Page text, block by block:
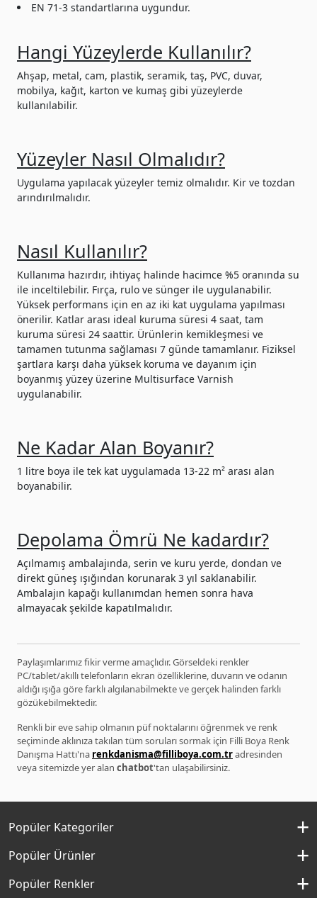
EN 71-3 standartlarına uygundur.
Hangi Yüzeylerde Kullanılır?
Ahşap, metal, cam, plastik, seramik, taş, PVC, duvar,
mobilya, kağıt, karton ve kumaş gibi yüzeylerde
kullanılabilir.
Yüzeyler Nasıl Olmalıdır?
Uygulama yapılacak yüzeyler temiz olmalıdır. Kir ve tozdan
arındırılmalıdır.
Nasıl Kullanılır?
Kullanıma hazırdır, ihtiyaç halinde hacimce %5 oranında su
ile inceltilebilir. Fırça, rulo ve sünger ile uygulanabilir.
Yüksek performans için en az iki kat uygulama yapılması
önerilir. Katlar arası ideal kuruma süresi 4 saat, tam
kuruma süresi 24 saattir. Ürünlerin kemikleşmesi ve
tamamen tutunma sağlaması 7 günde tamamlanır. Fiziksel
şartlara karşı daha yüksek koruma ve dayanım için
boyanmış yüzey üzerine Multisurface Varnish
uygulanabilir.
Ne Kadar Alan Boyanır?
1 litre boya ile tek kat uygulamada 13-22 m² arası alan
boyanabilir.
Depolama Ömrü Ne kadardır?
Açılmamış ambalajında, serin ve kuru yerde, dondan ve
direkt güneş ışığından korunarak 3 yıl saklanabilir.
Ambalajın kapağı kullanımdan hemen sonra hava
almayacak şekilde kapatılmalıdır.
Paylaşımlarımız fikir verme amaçlıdır. Görseldeki renkler
PC/tablet/akıllı telefonların ekran özelliklerine, duvarın ve odanın
aldığı ışığa göre farklı algılanabilmekte ve gerçek halinden farklı
gözükebilmektedir.
Renkli bir eve sahip olmanın püf noktalarını öğrenmek ve renk
seçiminde aklınıza takılan tüm soruları sormak için Filli Boya Renk
Danışma Hattı'na renkdanisma@filliboya.com.tradresinden
veya sitemizde yer alan chatbot'tan ulaşabilirsiniz.
Popüler Kategoriler
İç Cephe Boyaları
Popüler Ürünler
Momento Silan
Popüler Renkler